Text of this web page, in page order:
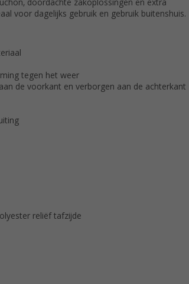
doordachte zakoplossingen en extra
voor dagelijks gebruik en gebruik buitenshuis.
tegen het weer
de voorkant en verborgen aan de achterkant
reliëf tafzijde